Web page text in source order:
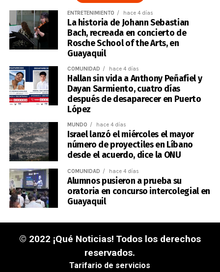
ENTRETENIMIENTO hace 4 días
La historia de Johann Sebastian
Bach, recreada en concierto de
Rosche School of the Arts, en
Guayaquil
COMUNIDAD hace 4 días
Hallan sin vida a Anthony Peñafiel y
Dayan Sarmiento, cuatro días
después de desaparecer en Puerto
López
MUNDO hace 4 días
Israel lanzó el miércoles el mayor
número de proyectiles en Líbano
desde el acuerdo, dice la ONU
COMUNIDAD hace 4 días
Alumnos pusieron a prueba su
oratoria en concurso intercolegial en
Guayaquil
© 2022 ¡Qué Noticias! Todos los derechos
reservados.
Tarifario de servicios